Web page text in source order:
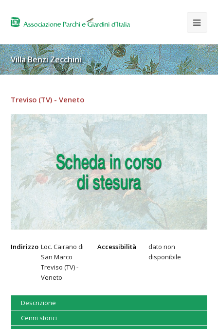
Villa Benzi Zecchini
Treviso (TV) - Veneto
Indirizzo Loc. Cairano di
San Marco
Treviso (TV) -
Veneto
Accessibilità
dato non
disponibile
Descrizione
Cenni storici